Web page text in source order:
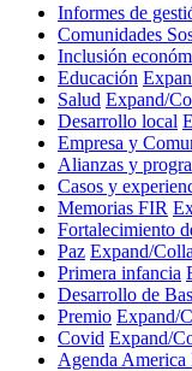
Informes de
Comunidades
Inclusión
Educación
Salud Expand/
Desarrollo local
Empresa y
Alianzas y
Casos y
Memorias FIR
Fortalecimiento
Paz Expand/
Primera infancia
Desarrollo de
Premio Expand/
Covid Expand/
Agenda America